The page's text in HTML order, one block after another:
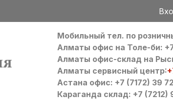
Мобильный тел. по
Алматы офис на Толе-би: +7
Алматы офис-склад на
Алматы сервисный центр:
Астана офис: +7 (7172) 39
Караганда склад: +7 (7212)